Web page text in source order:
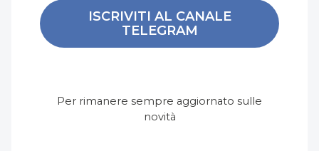
ISCRIVITI AL CANALE
TELEGRAM
Per rimanere sempre aggiornato sulle
novità